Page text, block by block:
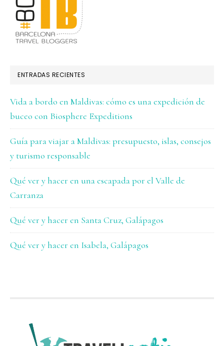
ENTRADAS RECIENTES
Vida a bordo en Maldivas: cómo es una expedición de
buceo con Biosphere Expeditions
Guía para viajar a Maldivas: presupuesto, islas, consejos
y turismo responsable
Qué ver y hacer en una escapada por el Valle de
Carranza
Qué ver y hacer en Santa Cruz, Galápagos
Qué ver y hacer en Isabela, Galápagos
FOOTER